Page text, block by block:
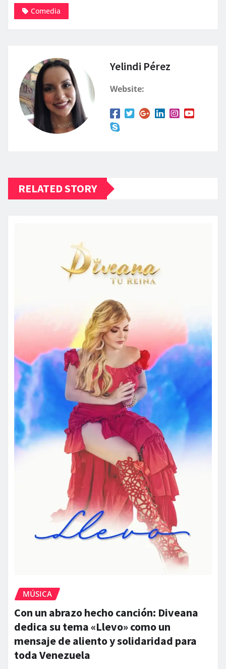
Comedia
Yelindi Pérez
Website:
RELATED STORY
MÚSICA
Con un abrazo hecho canción: Diveana
dedica su tema «Llevo» como un
mensaje de aliento y solidaridad para
toda Venezuela